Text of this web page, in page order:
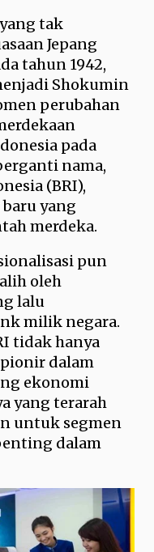
tak
Jepang
tahun 1942,
Shokumin
perubahan
pada
nama,
(BRI),
yang
merdeka.
pun
oleh
lalu
milik negara.
tidak hanya
dalam
ekonomi
yang terarah
untuk segmen
dalam